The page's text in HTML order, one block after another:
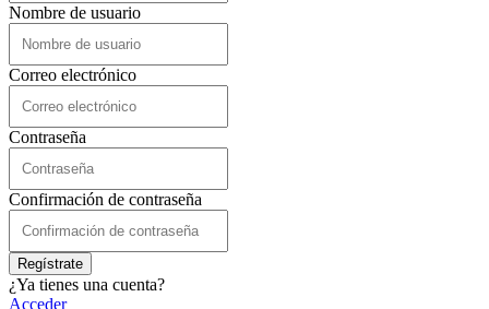
Nombre de usuario
Correo electrónico
Contraseña
Confirmación de contraseña
Regístrate
¿Ya tienes una cuenta?
Acceder